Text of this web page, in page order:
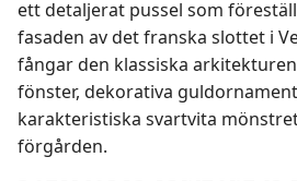
ett detaljerat pussel som
fasaden av det franska slottet i
fångar den klassiska
fönster, dekorativa
karakteristiska svartvita
förgården.